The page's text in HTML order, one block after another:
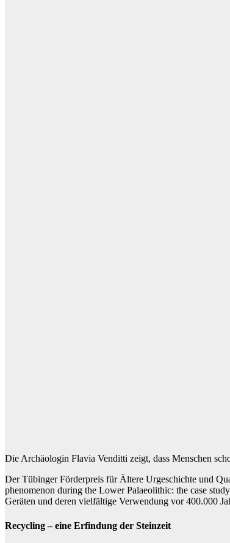
Die Archäologin Flavia Venditti zeigt, dass Menschen
Der Tübinger Förderpreis für Ältere Urgeschichte und
phenomenon during the Lower Palaeolithic: the case
Geräten und deren vielfältige Verwendung vor 400.000
Recycling – eine Erfindung der Steinzeit